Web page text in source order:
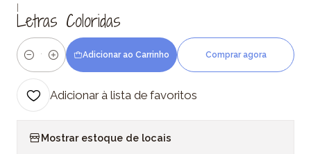
|
Letras Coloridas
Quantidade
Adicionar ao Carrinho Comprar agora
Adicionar à lista de favoritos
Mostrar estoque de locais